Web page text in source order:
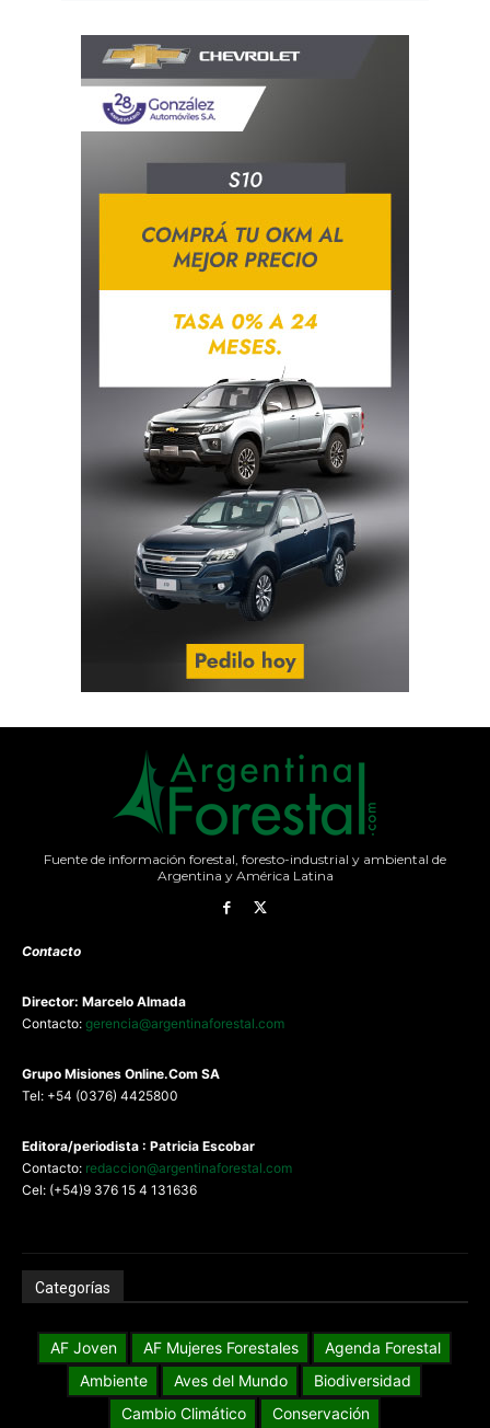
Fuente de información forestal, foresto-industrial y ambiental de
Argentina y América Latina
Contacto
Director: Marcelo Almada
Contacto: gerencia@argentinaforestal.com
Grupo Misiones Online.Com SA
Tel: +54 (0376) 4425800
Editora/periodista : Patricia Escobar
Contacto: redaccion@argentinaforestal.com
Cel: (+54)9 376 15 4 131636
Categorías
AF Joven AF Mujeres Forestales
Agenda Forestal
Ambiente
Aves del Mundo
Biodiversidad
Cambio Climático
Conservación